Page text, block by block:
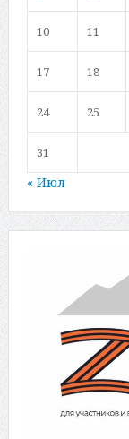
10 11
17 18
24 25
31
« Июл